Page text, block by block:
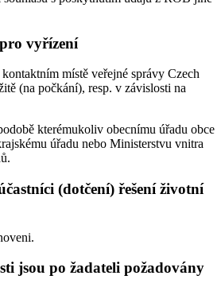
vyřízení
místě veřejné správy Czech
(na počkání), resp. v závislosti na
kterémukoliv obecnímu úřadu obce
úřadu nebo Ministerstvu vnitra
(dotčení) řešení životní
jsou po žadateli požadovány